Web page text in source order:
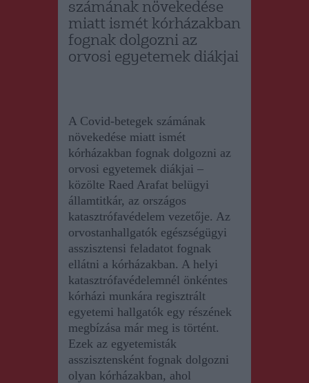
számának növekedése
miatt ismét kórházakban
fognak dolgozni az
orvosi egyetemek diákjai
A Covid-betegek számának
növekedése miatt ismét
kórházakban fognak dolgozni az
orvosi egyetemek diákjai –
közölte Raed Arafat belügyi
államtitkár, az országos
katasztrófavédelem vezetője. Az
orvostanhallgatók egészségügyi
asszisztensi feladatot fognak
ellátni a kórházakban. A helyi
katasztrófavédelemnél önkéntes
kórházi munkára regisztrált
egyetemi hallgatók egy részének
megbízása már meg is történt.
Ezek az egyetemisták
asszisztensként fognak dolgozni
olyan kórházakban, ahol